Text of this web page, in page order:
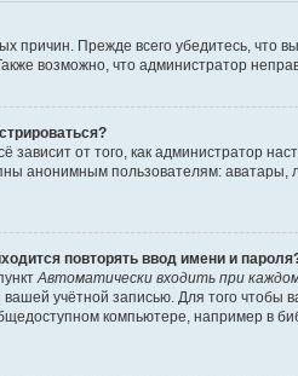
причин. Прежде всего убедитесь, что
возможно, что администратор
зависит от того, как администратор
анонимным пользователям: аватары,
повторять ввод имени и
Автоматически входить при
вашей учётной записью. Для того
компьютере, например в